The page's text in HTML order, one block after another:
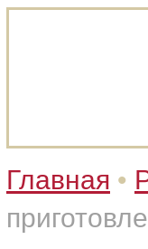
Главная •